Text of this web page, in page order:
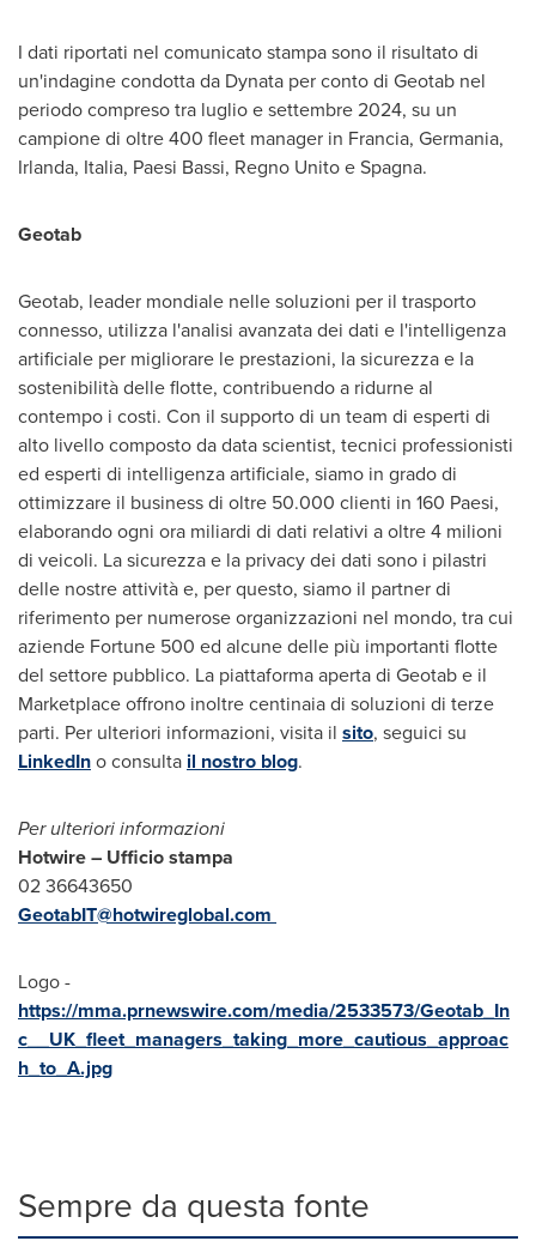
I dati riportati nel comunicato stampa sono il risultato di
un'indagine condotta da Dynata per conto di Geotab nel
periodo compreso tra luglio e settembre 2024, su un
campione di oltre 400 fleet manager in Francia, Germania,
Irlanda, Italia, Paesi Bassi, Regno Unito e Spagna.
Geotab
Geotab, leader mondiale nelle soluzioni per il trasporto
connesso, utilizza l'analisi avanzata dei dati e l'intelligenza
artificiale per migliorare le prestazioni, la sicurezza e la
sostenibilità delle flotte, contribuendo a ridurne al
contempo i costi. Con il supporto di un team di esperti di
alto livello composto da data scientist, tecnici professionisti
ed esperti di intelligenza artificiale, siamo in grado di
ottimizzare il business di oltre 50.000 clienti in 160 Paesi,
elaborando ogni ora miliardi di dati relativi a oltre 4 milioni
di veicoli. La sicurezza e la privacy dei dati sono i pilastri
delle nostre attività e, per questo, siamo il partner di
riferimento per numerose organizzazioni nel mondo, tra cui
aziende Fortune 500 ed alcune delle più importanti flotte
del settore pubblico. La piattaforma aperta di Geotab e il
Marketplace offrono inoltre centinaia di soluzioni di terze
parti. Per ulteriori informazioni, visita il sito, seguici su
LinkedIno consulta il nostro blog.
Per ulteriori informazioni
Hotwire – Ufficio stampa
02 36643650
GeotabIT@hotwireglobal.com
Logo -
https://mma.prnewswire.com/media/2533573/Geotab_In
c__UK_fleet_managers_taking_more_cautious_approac
h_to_A.jpg
Sempre da questa fonte